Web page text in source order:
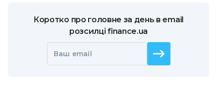
Коротко про головне за день в email
розсилці finance.ua
Ваш email